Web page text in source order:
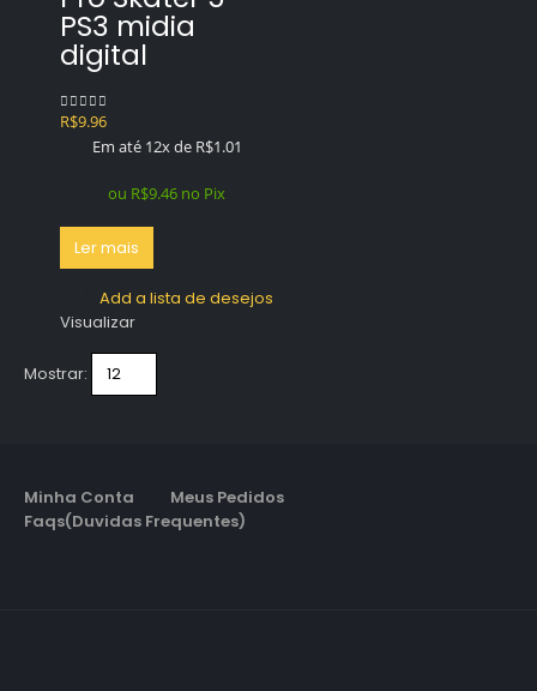
PS3 midia
digital
0out of 5
R$9.96
Em até 12x de R$1.01
ou R$9.46 no Pix
Ler mais
Add a lista de desejos
Visualizar
Mostrar:
Minha Conta
Meus Pedidos
Faqs(Duvidas Frequentes)